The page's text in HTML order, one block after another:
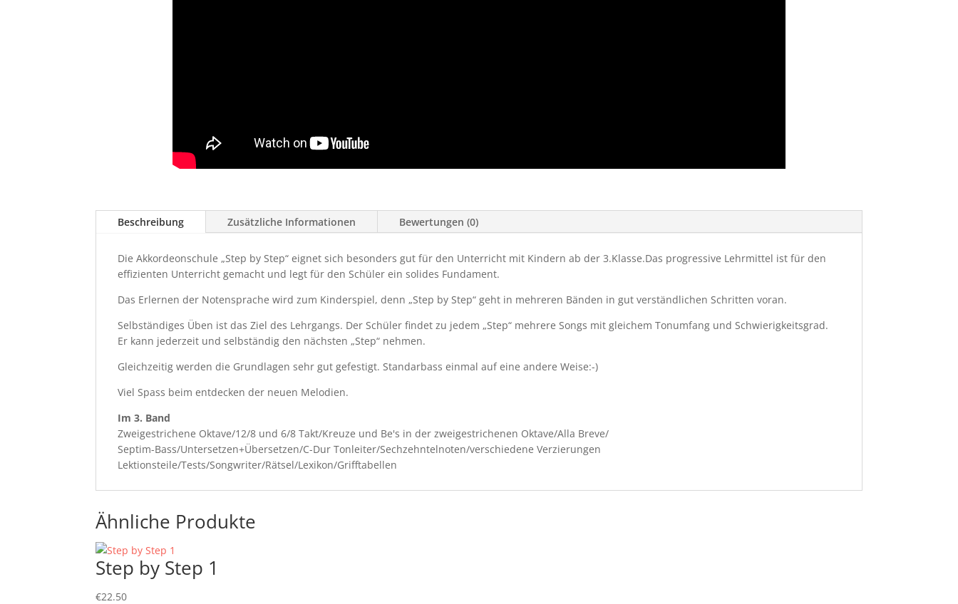
Beschreibung Zusätzliche Informationen Bewertungen (0)
Die Akkordeonschule „Step by Step“ eignet sich besonders gut für den Unterricht mit Kindern ab der 3.Klasse.Das progressive Lehrmittel ist für den
effizienten Unterricht gemacht und legt für den Schüler ein solides Fundament.
Das Erlernen der Notensprache wird zum Kinderspiel, denn „Step by Step“ geht in mehreren Bänden in gut verständlichen Schritten voran.
Selbständiges Üben ist das Ziel des Lehrgangs. Der Schüler findet zu jedem „Step“ mehrere Songs mit gleichem Tonumfang und Schwierigkeitsgrad.
Er kann jederzeit und selbständig den nächsten „Step“ nehmen.
Gleichzeitig werden die Grundlagen sehr gut gefestigt. Standarbass einmal auf eine andere Weise:-)
Viel Spass beim entdecken der neuen Melodien.
Im 3. Band
Zweigestrichene Oktave/12/8 und 6/8 Takt/Kreuze und Be's in der zweigestrichenen Oktave/Alla Breve/
Septim-Bass/Untersetzen+Übersetzen/C-Dur Tonleiter/Sechzehntelnoten/verschiedene Verzierungen
Lektionsteile/Tests/Songwriter/Rätsel/Lexikon/Grifftabellen
Ähnliche Produkte
Step by Step 1
€22.50